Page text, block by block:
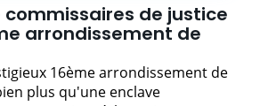
commissaires de justice
arrondissement de
16ème arrondissement de
plus qu'une enclave